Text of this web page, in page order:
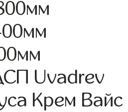
Uvadrev
Крем Вайс